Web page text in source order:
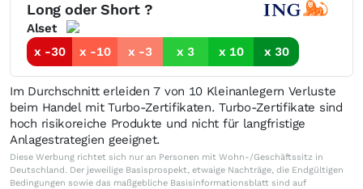
Long oder Short ?
Alset
x -30
x -10 x -3 x 3 x 10 x 30
Im Durchschnitt erleiden 7 von 10 Kleinanlegern Verluste
beim Handel mit Turbo-Zertifikaten. Turbo-Zertifikate sind
hoch risikoreiche Produkte und nicht für langfristige
Anlagestrategien geeignet.
Diese Werbung richtet sich nur an Personen mit Wohn-/Geschäftssitz in
Deutschland. Der jeweilige Basisprospekt, etwaige Nachträge, die Endgültigen
Bedingungen sowie das maßgebliche Basisinformationsblatt sind auf